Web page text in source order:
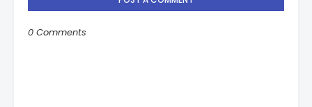
0 Comments